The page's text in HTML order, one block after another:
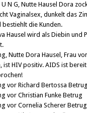
U N G, Nutte Hausel Dora
Vaginalsex, dunkelt das
bestiehlt die Kunden.
Hausel wird als Diebin und
Nutte Dora Hausel, Frau
ist HIV positiv. AIDS ist
vor Richard Bertossa Betrug
vor Christian Funke Betrug
vor Cornelia Scherer Betrug